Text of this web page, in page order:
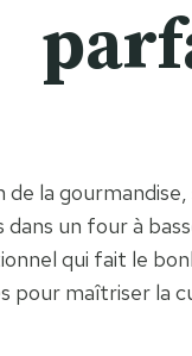
la
un four à
qui fait le
pour maîtriser la